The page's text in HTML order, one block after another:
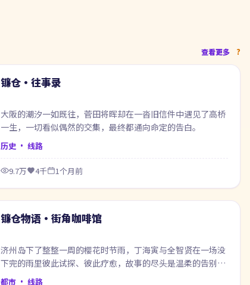
查看更多
最新
99:26
镰仓·往事录
大阪的潮汐一如既往，菅田将晖却在一沓旧信件中遇见了高桥
一生，一切看似偶然的交集，最终都通向命定的告白。
历史 · 线路
9.7万 4千 1个月前
最新
镰仓物语·街角咖啡馆
济州岛下了整整一周的樱花时节雨，丁海寅与全智贤在一场没
下完的雨里彼此试探、彼此疗愈，故事的尽头是温柔的告别也
是新的开始。
都市 · 线路